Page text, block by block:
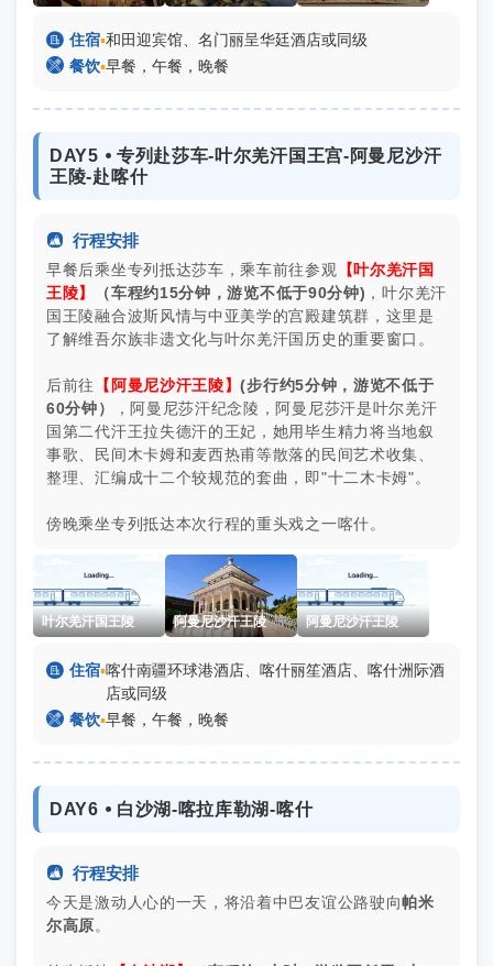
 住宿▪和田迎宾馆、名门丽呈华廷酒店或同级
 餐饮▪早餐，午餐，晚餐
DAY5 ⦁ 专列赴莎车-叶尔羌汗国王宫-阿曼尼沙汗
王陵-赴喀什
 行程安排
早餐后乘坐专列抵达莎车，乘车前往参观
【叶尔羌汗国
王陵】
（车程约15分钟，游览不低于90分钟) ，叶尔羌汗
国王陵融合波斯风情与中亚美学的宫殿建筑群，这里是
了解维吾尔族非遗文化与叶尔羌汗国历史的重要窗口。
后前往 【阿曼尼沙汗王陵】(步行约5分钟，游览不低于
60分钟）
，阿曼尼莎汗纪念陵，阿曼尼莎汗是叶尔羌汗
国第二代汗王拉失德汗的王妃，她用毕生精力将当地叙
事歌、民间木卡姆和麦西热甫等散落的民间艺术收集、
整理、汇编成十二个较规范的套曲，即"十二木卡姆"。
傍晚乘坐专列抵达本次行程的重头戏之一喀什。
叶尔羌汗国王陵 阿曼尼沙汗王陵 阿曼尼沙汗王陵
 住宿▪喀什南疆环球港酒店、喀什丽笙酒店、喀什洲际酒
店或同级
 餐饮▪早餐，午餐，晚餐
DAY6 ⦁ 白沙湖-喀拉库勒湖-喀什
 行程安排
今天是激动人心的一天，将沿着中巴友谊公路驶向帕米
尔高原。